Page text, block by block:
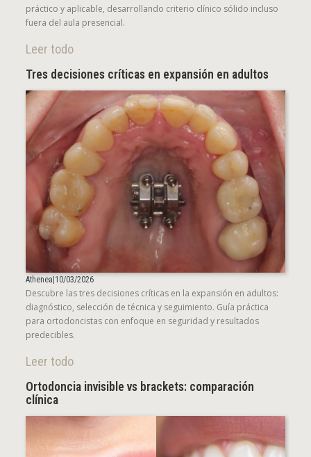
práctico y aplicable, desarrollando criterio clínico sólido incluso
fuera del aula presencial.
Leer todo
Tres decisiones críticas en expansión en adultos
Athenea 10/03/2026
Descubre las tres decisiones críticas en la expansión en adultos:
diagnóstico, selección de técnica y seguimiento. Guía práctica
para ortodoncistas con enfoque en seguridad y resultados
predecibles.
Leer todo
Ortodoncia invisible vs brackets: comparación
clínica